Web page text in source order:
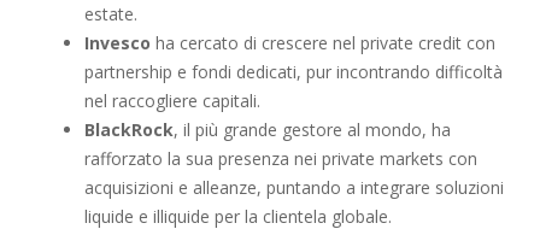
estate.
Invesco ha cercato di crescere nel private credit con
partnership e fondi dedicati, pur incontrando difficoltà
nel raccogliere capitali.
BlackRock, il più grande gestore al mondo, ha
rafforzato la sua presenza nei private markets con
acquisizioni e alleanze, puntando a integrare soluzioni
liquide e illiquide per la clientela globale.